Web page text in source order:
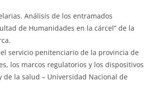
Análisis de los entramados
de Humanidades en la cárcel” de la
servicio penitenciario de la provincia de
los marcos regulatorios y los dispositivos
de la salud – Universidad Nacional de